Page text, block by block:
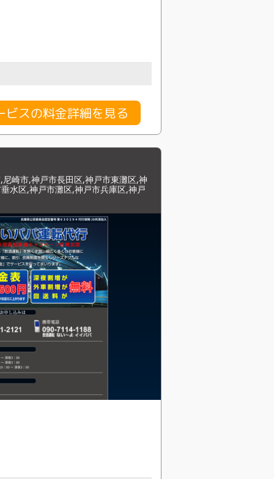
ビスの料金詳細を見る
崎市,神戸市長田区,神戸市東灘区,神
水区,神戸市灘区,神戸市兵庫区,神戸